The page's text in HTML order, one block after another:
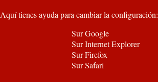
Aquí tienes ayuda para cambiar la configuración:
Sur Google
Sur Internet Explorer
Sur Firefox
Sur Safari